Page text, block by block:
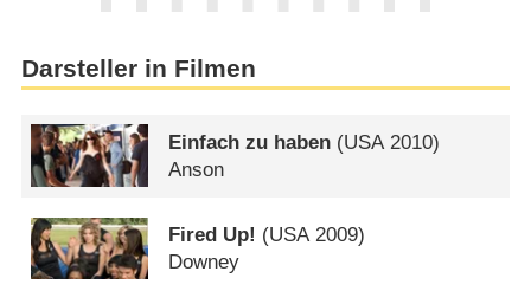
Darsteller in Filmen
Einfach zu haben (USA 2010)
Anson
Fired Up! (USA2009)
Downey